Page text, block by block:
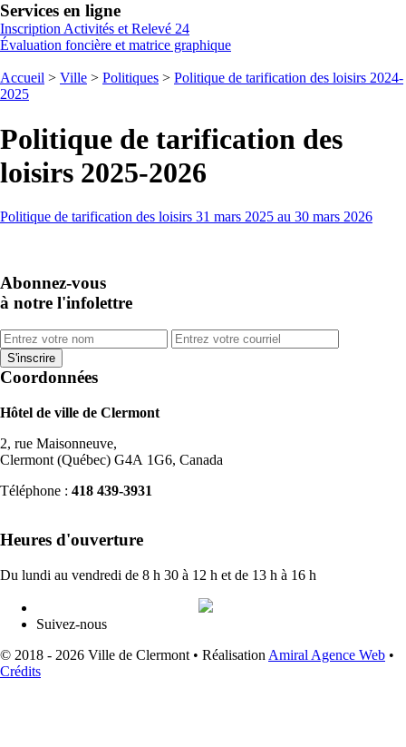
Services en ligne
Inscription Activités et Relevé 24
Évaluation foncière et matrice graphique
Accueil > Ville > Politiques > Politique de tarification des loisirs 2024-
2025
Politique de tarification des
loisirs 2025-2026
Politique de tarification des loisirs 31 mars 2025 au 30 mars 2026
Abonnez-vous
à notre l'infolettre
Coordonnées
Hôtel de ville de Clermont
2, rue Maisonneuve,
Clermont (Québec) G4A 1G6, Canada
Téléphone : 418 439-3931
Heures d'ouverture
Du lundi au vendredi de 8 h 30 à 12 h et de 13 h à 16 h
Suivez-nous
© 2018 - 2026 Ville de Clermont • Réalisation Amiral Agence Web •
Crédits